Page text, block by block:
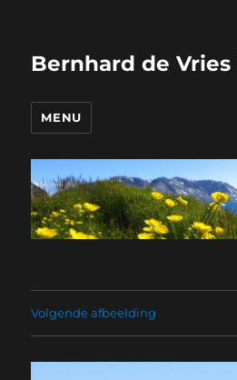
Bernhard de
MENU
Volgende afbeelding